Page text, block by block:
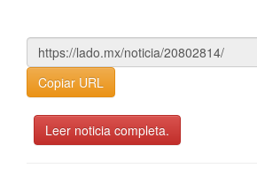
Copiar URL
Leer noticia completa.